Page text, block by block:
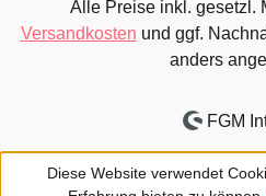
Alle Preise inkl. gesetzl.
Versandkosten und ggf.
anders
FGM
Diese Website verwendet